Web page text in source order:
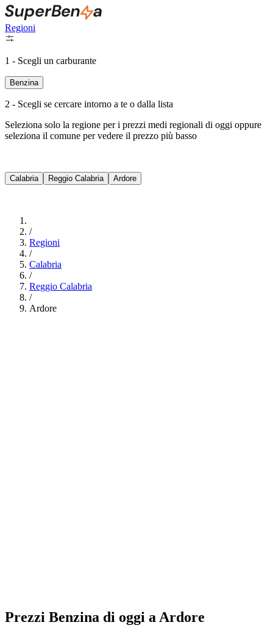
Regioni
1 - Scegli un carburante
Benzina
2 - Scegli se cercare intorno a te o dalla lista
Seleziona solo la regione per i prezzi medi regionali di oggi oppure
seleziona il comune per vedere il prezzo più basso
Calabria Reggio Calabria Ardore
/
Regioni
/
Calabria
/
Reggio Calabria
/
Ardore
Prezzi Benzina di oggi a Ardore